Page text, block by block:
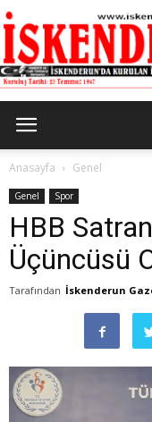
Anasayfa Genel
Genel Spor
HBB
Üçüncüsü
Tarafından İskenderun